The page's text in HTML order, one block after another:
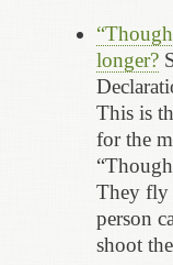
longer?
This is
for the
They fly
person
shoot